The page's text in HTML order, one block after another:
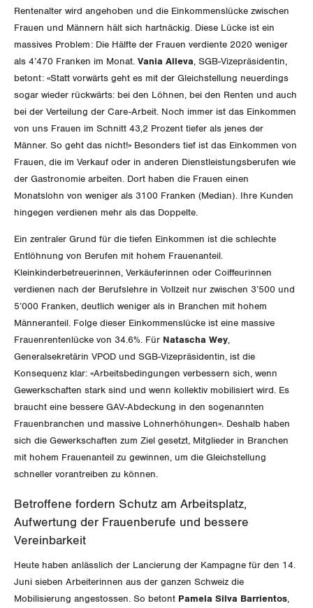
Luzern
Neuenburg
Nidwalden
Obwalden
Tessin
Thurgau
Uri
Waadt
Zug
Zürich
Rentenalter wird angehoben und die Einkommenslücke zwischen
Frauen und Männern hält sich hart­näckig. Diese Lücke ist ein
massives Problem: Die Hälfte der Frauen verdiente 2020 weniger
als 4’470 Franken im Monat. Vania Alleva , SGB-Vizepräsidentin,
betont: «Statt vorwärts geht es mit der Gleichstellung neuerdings
sogar wieder rückwärts: bei den Löhnen, bei den Renten und auch
bei der Verteilung der Care-Arbeit. Noch immer ist das Einkommen
von uns Frauen im Schnitt 43,2 Prozent tiefer als jenes der
Männer. So geht das nicht!» Besonders tief ist das Einkommen von
Frauen, die im Verkauf oder in anderen Dienstleistungsberufen wie
der Gastronomie arbeiten. Dort haben die Frauen einen
Monatslohn von weniger als 3100 Franken (Median). Ihre Kunden
hingegen verdienen mehr als das Doppelte.
Ein zentraler Grund für die tiefen Einkommen ist die schlechte
Entlöhnung von Berufen mit hohem Frauenanteil.
Kleinkinderbetreuerinnen, Verkäuferinnen oder Coiffeurinnen
verdienen nach der Berufslehre in Vollzeit nur zwischen 3’500 und
5’000 Franken, deutlich weniger als in Branchen mit hohem
Männeranteil. Folge dieser Einkommenslücke ist eine massive
Frauenrentenlücke von 34.6%. Für Natascha Wey,
Generalsekretärin VPOD und SGB-Vizepräsidentin, ist die
Konsequenz klar: «Arbeitsbedingungen verbessern sich, wenn
Gewerkschaften stark sind und wenn kollektiv mobilisiert wird. Es
braucht eine bessere GAV-Abdeckung in den sogenannten
Frauenbranchen und massive Lohnerhöhungen». Deshalb haben
sich die Gewerkschaften zum Ziel gesetzt, Mitglieder in Branchen
mit hohem Frauenanteil zu gewinnen, um die Gleichstellung
schneller vorantreiben zu können.
Betroffene fordern Schutz am Arbeitsplatz,
Aufwertung der Frauenberufe und bessere
Vereinbarkeit
Heute haben anlässlich der Lancierung der Kampagne für den 14.
Juni sieben Arbeiterinnen aus der ganzen Schweiz die
Mobilisierung angestossen. So betont Pamela Silva Barrientos